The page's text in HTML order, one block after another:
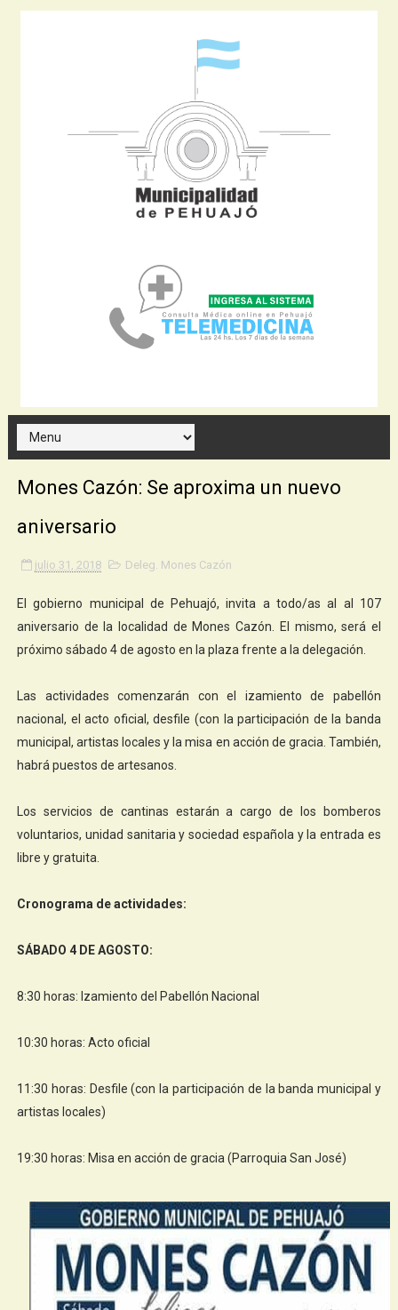
Mones Cazón: Se aproxima un nuevo
aniversario
julio 31, 2018 Deleg. Mones Cazón
El gobierno municipal de Pehuajó, invita a todo/as al al 107
aniversario de la localidad de Mones Cazón. El mismo, será el
próximo sábado 4 de agosto en la plaza frente a la delegación.
Las actividades comenzarán con el izamiento de pabellón
nacional, el acto oficial, desfile (con la participación de la banda
municipal, artistas locales y la misa en acción de gracia. También,
habrá puestos de artesanos.
Los servicios de cantinas estarán a cargo de los bomberos
voluntarios, unidad sanitaria y sociedad española y la entrada es
libre y gratuita.
Cronograma de actividades:
SÁBADO 4 DE AGOSTO:
8:30 horas: Izamiento del Pabellón Nacional
10:30 horas: Acto oficial
11:30 horas: Desfile (con la participación de la banda municipal y
artistas locales)
19:30 horas: Misa en acción de gracia (Parroquia San José)